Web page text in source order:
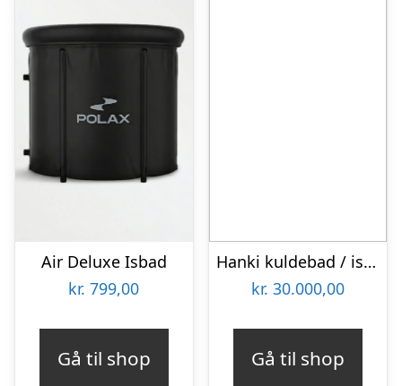
Air Deluxe Isbad
kr. 799,00
Gå til shop
Hanki kuldebad / isbad (Køleenhed)
kr. 30.000,00
Gå til shop